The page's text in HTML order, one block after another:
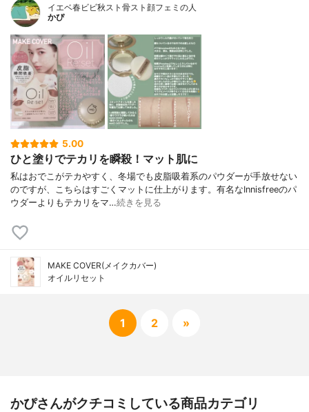
イエベ春ビビ秋スト骨スト顔フェミの人
かぴ
5.00
ひと塗りでテカリを瞬殺！マット肌に
私はおでこがテカやすく、冬場でも皮脂吸着系のパウダーが手放せない
のですが、こちらはすごくマットに仕上がります。有名なInnisfreeのパ
ウダーよりもテカリをマ…続きを見る
MAKE COVER(メイクカバー)
オイルリセット
1 2 »
かぴさんがクチコミしている商品カテゴリ